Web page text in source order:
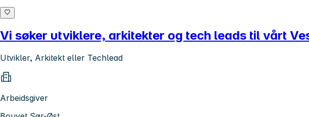
Vi søker utviklere, arkitekter og tech leads til vårt
Utvikler, Arkitekt eller Techlead
Arbeidsgiver